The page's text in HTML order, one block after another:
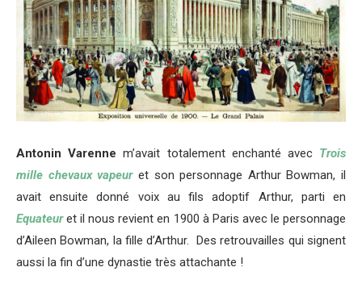
Antonin Varenne m’avait totalement enchanté avec Trois
mille chevaux vapeuret son personnage Arthur Bowman, il
avait ensuite donné voix au fils adoptif Arthur, parti en
Equateuret il nous revient en 1900 à Paris avec le personnage
d’Aileen Bowman, la fille d’Arthur. Des retrouvailles qui signent
aussi la fin d’une dynastie très attachante !